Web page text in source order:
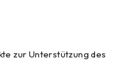
zur Unterstützung des